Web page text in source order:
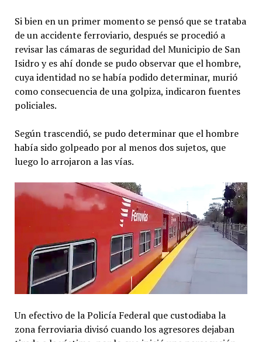
Si bien en un primer momento se pensó que se trataba
de un accidente ferroviario, después se procedió a
revisar las cámaras de seguridad del Municipio de San
Isidro y es ahí donde se pudo observar que el hombre,
cuya identidad no se había podido determinar, murió
como consecuencia de una golpiza, indicaron fuentes
policiales.
Según trascendió, se pudo determinar que el hombre
había sido golpeado por al menos dos sujetos, que
luego lo arrojaron a las vías.
Un efectivo de la Policía Federal que custodiaba la
zona ferroviaria divisó cuando los agresores dejaban